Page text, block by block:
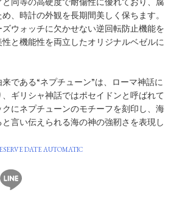
、時計の外観を長期間美しく保ちます。
ウォッチに欠かせない逆回転防止機能を
と機能性を両立したオリジナルベゼルに
である“ネプチューン”は、ローマ神話に
ギリシャ神話ではポセイドンと呼ばれて
にネプチューンのモチーフを刻印し、海
言い伝えられる海の神の強靭さを表現し
DATE AUTOMATIC